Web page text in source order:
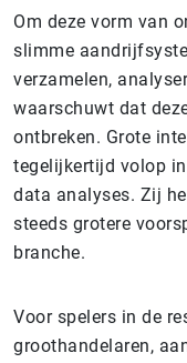
Om deze vorm van
slimme
verzamelen,
waarschuwt dat
ontbreken. Grote
tegelijkertijd volop
data analyses. Zij
steeds grotere
branche.
Voor spelers in de
groothandelaren,